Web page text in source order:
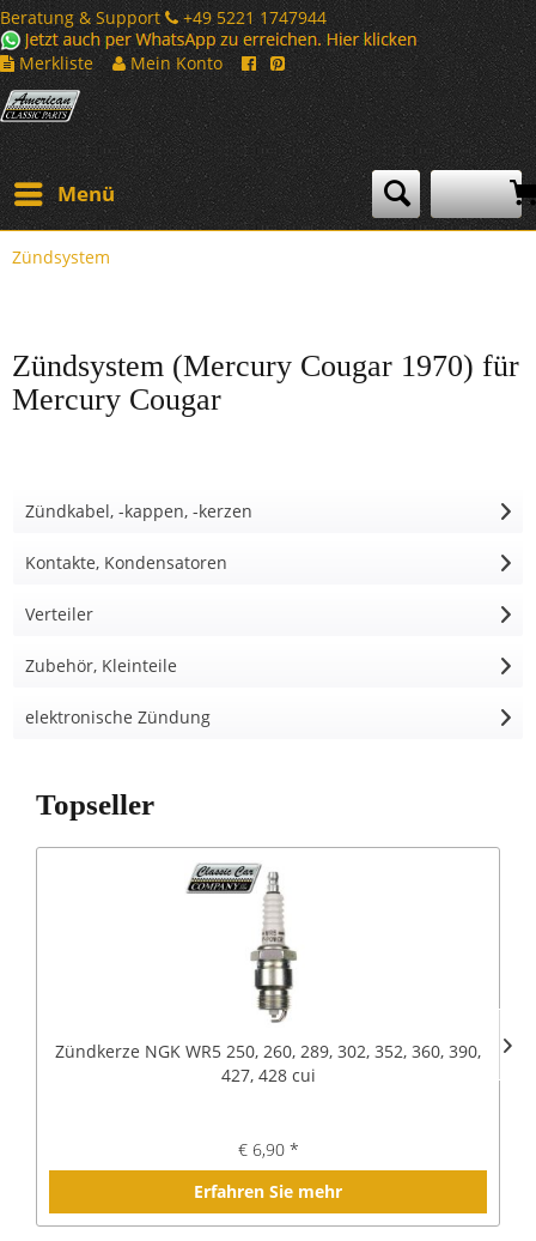
Beratung & Support
+49 5221 1747944
Merkliste
Mein Konto
Menü
Zündsystem
Zündsystem (Mercury Cougar 1970) für
Mercury Cougar
Zündkabel, -kappen, -kerzen
Kontakte, Kondensatoren
Verteiler
Zubehör, Kleinteile
elektronische Zündung
Topseller
Zündkerze NGK WR5 250, 260, 289, 302, 352, 360, 390,
427, 428 cui
€ 6,90 *
Erfahren Sie mehr